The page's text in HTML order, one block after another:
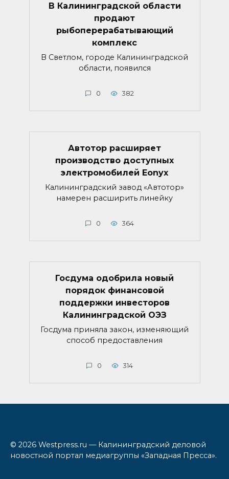
В Калининградской области
продают
рыбоперерабатывающий
комплекс
В Светлом, городе Калининградской
области, появился
0 382
Автотор расширяет
производство доступных
электромобилей Eonyx
Калининградский завод «Автотор»
намерен расширить линейку
0 364
Госдума одобрила новый
порядок финансовой
поддержки инвесторов
Калининградской ОЭЗ
Госдума приняла закон, изменяющий
способ предоставления
0 314
© 2026 Westpress.ru — Калининградский деловой
новостной портал медиагруппы «Западная Пресса».